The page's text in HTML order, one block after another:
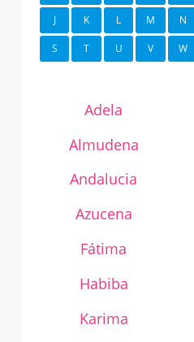
J K L M N
S T U V W
Adela
Almudena
Andalucia
Azucena
Fátima
Habiba
Karima